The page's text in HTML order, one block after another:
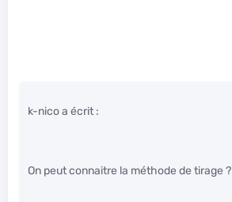
k-nico a écrit :
On peut connaitre la méthode de tirage ?